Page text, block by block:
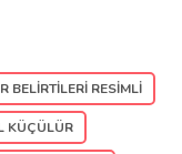
BELIRTILERI RESIMLI
KÜÇÜLÜR